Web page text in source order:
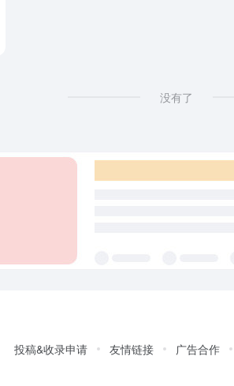
没有了
投稿&收录申请 友情链接 广告合作